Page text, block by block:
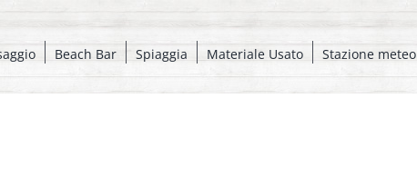
Beach Bar Spiaggia Materiale Usato Stazione meteo